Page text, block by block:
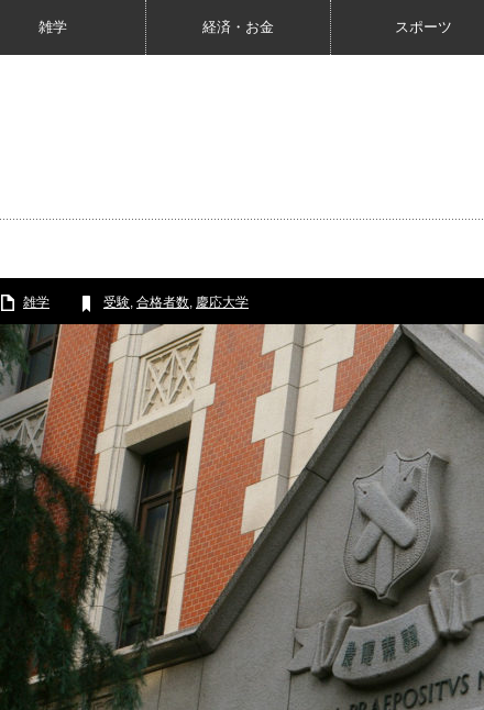
雑学 経済・お金 スポーツ
雑学 受験, 合格者数, 慶応大学